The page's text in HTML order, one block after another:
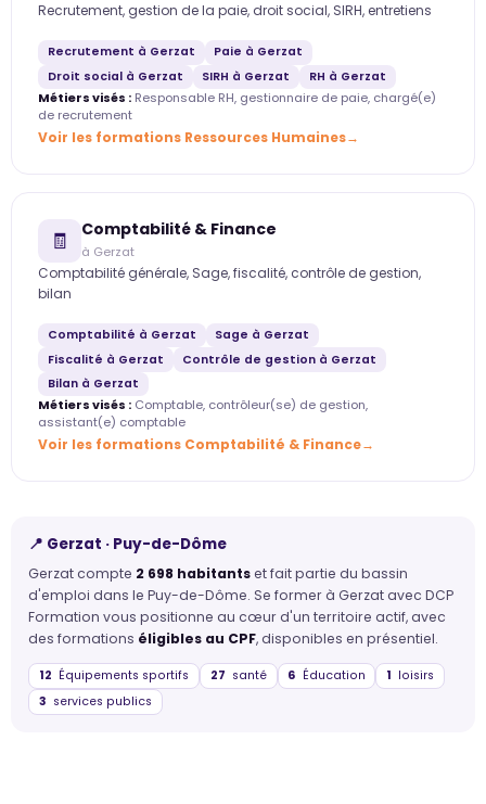
Recrutement, gestion de la paie, droit social, SIRH, entretiens
Recrutement à Gerzat
Paie à Gerzat
Droit social à Gerzat
SIRH à Gerzat RH à Gerzat
Métiers visés : Responsable RH, gestionnaire de paie, chargé(e)
de recrutement
Voir les formations Ressources Humaines
🧾 Comptabilité & Finance
à Gerzat
Comptabilité générale, Sage, fiscalité, contrôle de gestion,
bilan
Comptabilité à Gerzat
Sage à Gerzat
Fiscalité à Gerzat
Contrôle de gestion à Gerzat
Bilan à Gerzat
Métiers visés : Comptable, contrôleur(se) de gestion,
assistant(e) comptable
Voir les formations Comptabilité & Finance
📍 Gerzat · Puy-de-Dôme
Gerzat compte 2 698 habitantset fait partie du bassin
d'emploi dans le Puy-de-Dôme. Se former à Gerzat avec DCP
Formation vous positionne au cœur d'un territoire actif, avec
des formations éligibles au CPF, disponibles en présentiel.
12 Équipements sportifs 27 santé 6 Éducation 1 loisirs
3 services publics